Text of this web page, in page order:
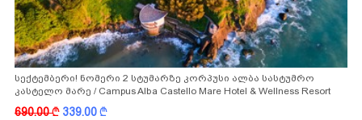
სექტემბერი! ნომერი 2 სტუმარზე კორპუსი ალბა სასტუმრო
კასტელო მარე / Campus Alba Castello Mare Hotel & Wellness Resort
-სგან!
690.00k 339.00k